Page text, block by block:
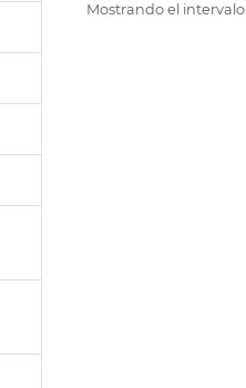
Mostrando el intervalo